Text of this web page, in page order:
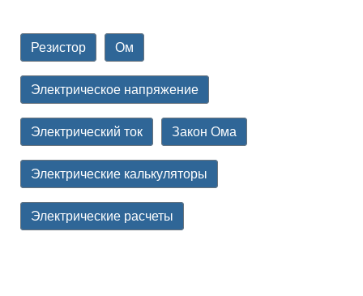
Резистор Ом
Электрическое напряжение
Электрический ток Закон Ома
Электрические калькуляторы
Электрические расчеты